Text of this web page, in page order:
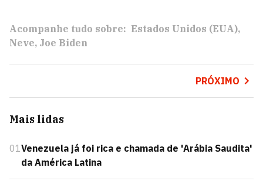
Acompanhe tudo sobre: Estados Unidos (EUA)
Neve Joe Biden
PRÓXIMO
Mais lidas
01Venezuela já foi rica e chamada de 'Arábia Saudita'
da América Latina